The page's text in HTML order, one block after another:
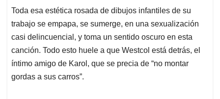
Toda esa estética rosada de dibujos infantiles de su
trabajo se empapa, se sumerge, en una sexualización
casi delincuencial, y toma un sentido oscuro en esta
canción. Todo esto huele a que Westcol está detrás, el
íntimo amigo de Karol, que se precia de “no montar
gordas a sus carros”.